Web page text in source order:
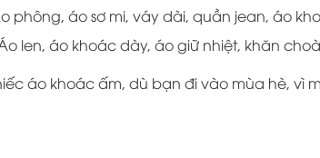
phông, áo sơ mi, váy dài, quần jean, áo
len, áo khoác dày, áo giữ nhiệt, khăn
áo khoác ấm, dù bạn đi vào mùa hè, vì